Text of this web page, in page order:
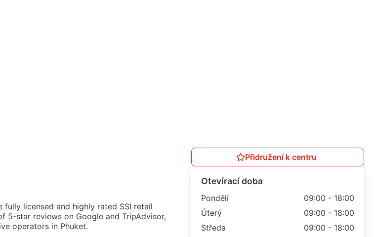
fully licensed and highly rated SSI retail
5-star reviews on Google and TripAdvisor,
operators in Phuket.
Přidružení k centru
Otevírací doba
Pondělí
09:00 - 18:00
Úterý
09:00 - 18:00
Středa
09:00 - 18:00